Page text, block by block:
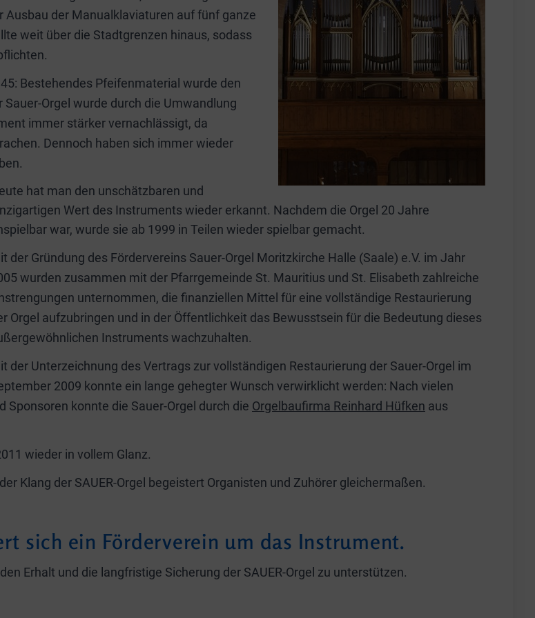
der Manualklaviaturen auf fünf ganze
weit über die Stadtgrenzen hinaus, sodass
Bestehendes Pfeifenmaterial wurde den
Orgel wurde durch die Umwandlung
immer stärker vernachlässigt, da
Dennoch haben sich immer wieder
hat man den unschätzbaren und
Wert des Instruments wieder erkannt. Nachdem die Orgel 20 Jahre
war, wurde sie ab 1999 in Teilen wieder spielbar gemacht.
der Gründung des Fördervereins Sauer-Orgel Moritzkirche Halle (Saale) e.V. im Jahr
wurden zusammen mit der Pfarrgemeinde St. Mauritius und St. Elisabeth zahlreiche
unternommen, die finanziellen Mittel für eine vollständige Restaurierung
Orgel aufzubringen und in der Öffentlichkeit das Bewusstsein für die Bedeutung dieses
Instruments wachzuhalten.
der Unterzeichnung des Vertrags zur vollständigen Restaurierung der Sauer-Orgel im
2009 konnte ein lange gehegter Wunsch verwirklicht werden: Nach vielen
konnte die Sauer-Orgel durch die Orgelbaufirma Reinhard Hüfken aus
wieder in vollem Glanz.
Klang der SAUER-Orgel begeistert Organisten und Zuhörer gleichermaßen.
sich ein Förderverein um das Instrument.
Erhalt und die langfristige Sicherung der SAUER-Orgel zu unterstützen.